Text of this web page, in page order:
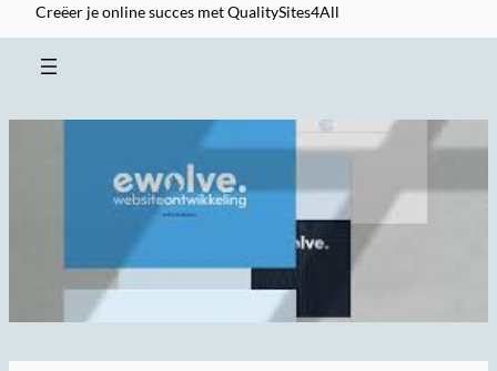
Creëer je online succes met QualitySites4All